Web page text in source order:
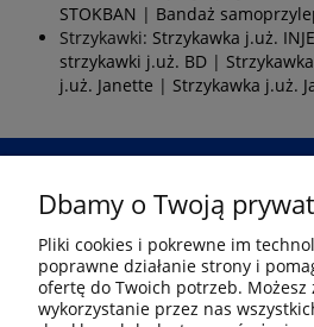
STOKBAN | Bandaż
Strzykawki: Strzykawka j.uż.
strzykawki j.uż. BD |
j.uż. Janette | Strzykawka j.uż.
Przejdź
Informacje
Dbamy o Twoją
Pliki cookies i pokrewne im
poprawne działanie strony i
ofertę do Twoich potrzeb. Możesz
wykorzystanie przez nas